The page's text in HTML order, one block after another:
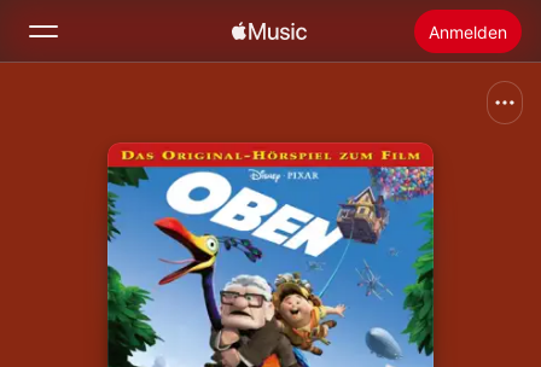
Anmelden
Startseite
Radio
Apple Music installieren